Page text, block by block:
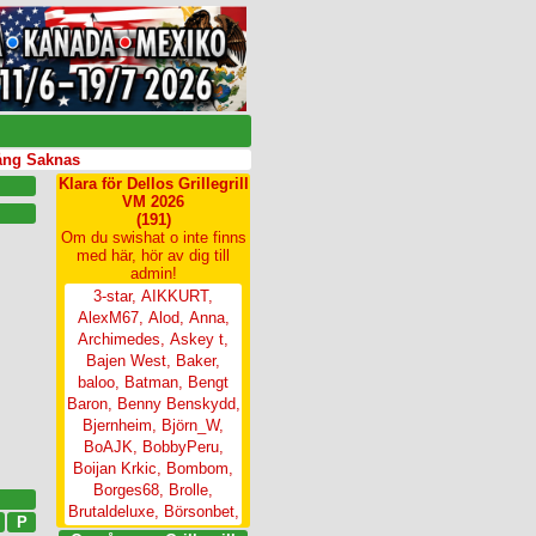
P
Klara för Dellos Grillegrill
VM 2026
(191)
Om du swishat o inte finns
med här, hör av dig till
admin!
3-star, AIKKURT,
AlexM67, Alod, Anna,
Archimedes, Askey t,
Bajen West, Baker,
baloo, Batman, Bengt
Baron, Benny Benskydd,
Bjernheim, Björn_W,
BoAJK, BobbyPeru,
Boijan Krkic, Bombom,
Borges68, Brolle,
Brutaldeluxe, Börsonbet,